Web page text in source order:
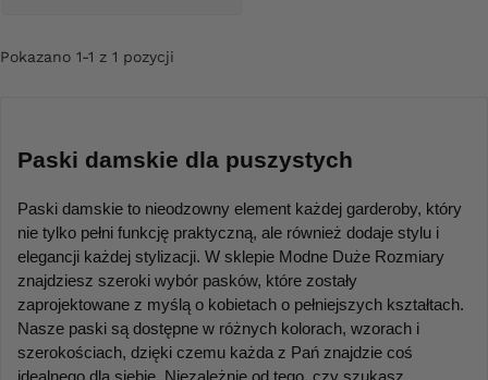
Pokazano 1-1 z 1 pozycji
Paski damskie dla puszystych
Paski damskie to nieodzowny element każdej garderoby, który
nie tylko pełni funkcję praktyczną, ale również dodaje stylu i
elegancji każdej stylizacji. W sklepie Modne Duże Rozmiary
znajdziesz szeroki wybór pasków, które zostały
zaprojektowane z myślą o kobietach o pełniejszych kształtach.
Nasze paski są dostępne w różnych kolorach, wzorach i
szerokościach, dzięki czemu każda z Pań znajdzie coś